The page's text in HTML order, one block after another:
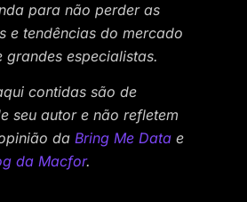
para não perder as
e tendências do mercado
grandes especialistas.
contidas são de
seu autor e não refletem
da Bring Me Datae
da Macfor.